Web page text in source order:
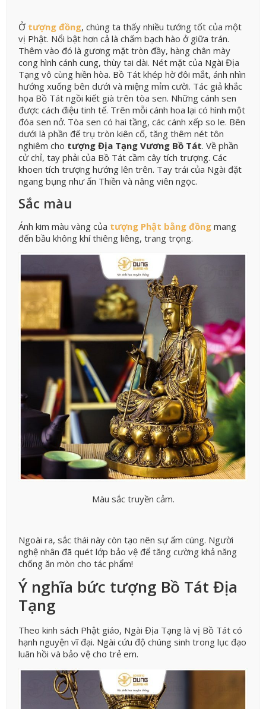
Ở tượng đồng, chúng ta thấy nhiều tướng tốt của một
vị Phật. Nổi bật hơn cả là chấm bạch hào ở giữa trán.
Thêm vào đó là gương mặt tròn đầy, hàng chân mày
cong hình cánh cung, thùy tai dài. Nét mặt của Ngài Địa
Tạng vô cùng hiền hòa. Bồ Tát khép hờ đôi mắt, ánh nhìn
hướng xuống bên dưới và miệng mỉm cười. Tác giả khắc
họa Bồ Tát ngồi kiết già trên tòa sen. Những cánh sen
được cách điệu tinh tế. Trên mỗi cánh hoa lại có hình một
đóa sen nở. Tòa sen có hai tầng, các cánh xếp so le. Bên
dưới là phần đế trụ tròn kiên cố, tăng thêm nét tôn
nghiêm cho tượng Địa Tạng Vương Bồ Tát. Về phần
cử chỉ, tay phải của Bồ Tát cầm cây tích trượng. Các
khoen tích trượng hướng lên trên. Tay trái của Ngài đặt
ngang bụng như ấn Thiền và nâng viên ngọc.
Sắc màu
Ánh kim màu vàng của tượng Phật bằng đồng mang
đến bầu không khí thiêng liêng, trang trọng.
Màu sắc truyền cảm.
Ngoài ra, sắc thái này còn tạo nên sự ấm cúng. Người
nghệ nhân đã quét lớp bảo vệ để tăng cường khả năng
chống ăn mòn cho tác phẩm!
Ý nghĩa bức tượng Bồ Tát Địa
Tạng
Theo kinh sách Phật giáo, Ngài Địa Tạng là vị Bồ Tát có
hạnh nguyện vĩ đại. Ngài cứu độ chúng sinh trong lục đạo
luân hồi và bảo vệ cho trẻ em.